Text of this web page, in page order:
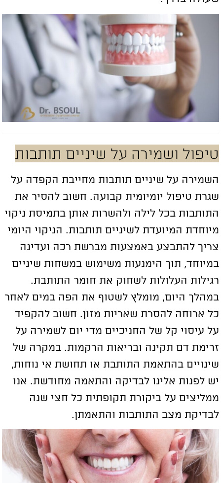
ושמירה על שיניים תותבות
על שיניים תותבות מחייבת הקפדה על
טיפול יומיומית קבועה. חשוב להסיר את
בכל לילה ולהשרות אותן בתמיסת ניקוי
המיועדת לשיניים תותבות. הניקוי היומי
להתבצע באמצעות מברשת רכה ועדינה
תוך הימנעות משימוש במשחות שיניים
העלולות לשחוק את חומר התותבת.
היום, מומלץ לשטוף את הפה במים לאחר
ארוחה להסרת שאריות מזון. חשוב להקפיד
עיסוי קל של החניכיים מדי יום לשמירה על
דם תקינה ובריאות הרקמות. במקרה של
בהתאמת התותבת או תחושת אי נוחות,
לפנות אלינו לבדיקה והתאמה מחודשת. אנו
על ביקורת תקופתית כל חצי שנה
מצב התותבות והתאמתן.